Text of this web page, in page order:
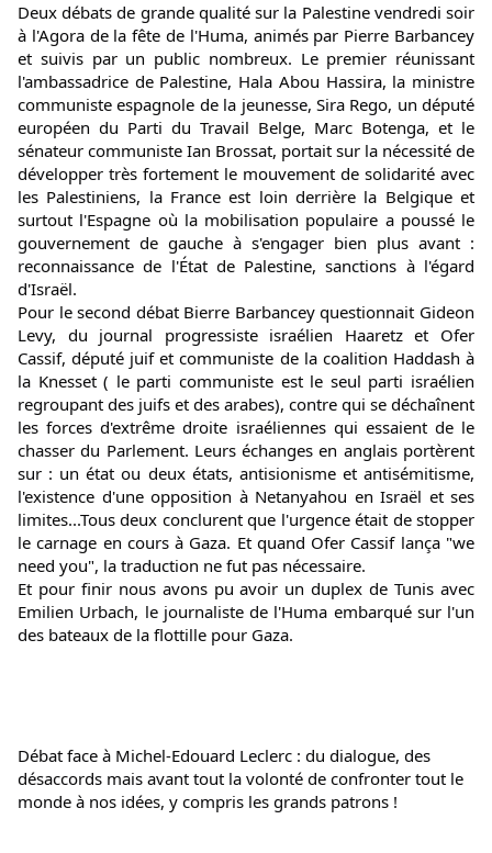
Deux débats de grande qualité sur la Palestine vendredi soir
à l'Agora de la fête de l'Huma, animés par Pierre Barbancey
et suivis par un public nombreux. Le premier réunissant
l'ambassadrice de Palestine, Hala Abou Hassira, la ministre
communiste espagnole de la jeunesse, Sira Rego, un député
européen du Parti du Travail Belge, Marc Botenga, et le
sénateur communiste Ian Brossat, portait sur la nécessité de
développer très fortement le mouvement de solidarité avec
les Palestiniens, la France est loin derrière la Belgique et
surtout l'Espagne où la mobilisation populaire a poussé le
gouvernement de gauche à s'engager bien plus avant :
reconnaissance de l'État de Palestine, sanctions à l'égard
d'Israël.
Pour le second débat Bierre Barbancey questionnait Gideon
Levy, du journal progressiste israélien Haaretz et Ofer
Cassif, député juif et communiste de la coalition Haddash à
la Knesset ( le parti communiste est le seul parti israélien
regroupant des juifs et des arabes), contre qui se déchaînent
les forces d'extrême droite israéliennes qui essaient de le
chasser du Parlement. Leurs échanges en anglais portèrent
sur : un état ou deux états, antisionisme et antisémitisme,
l'existence d'une opposition à Netanyahou en Israël et ses
limites...Tous deux conclurent que l'urgence était de stopper
le carnage en cours à Gaza. Et quand Ofer Cassif lança "we
need you", la traduction ne fut pas nécessaire.
Et pour finir nous avons pu avoir un duplex de Tunis avec
Emilien Urbach, le journaliste de l'Huma embarqué sur l'un
des bateaux de la flottille pour Gaza.
Débat face à Michel-Edouard Leclerc : du dialogue, des
désaccords mais avant tout la volonté de confronter tout le
monde à nos idées, y compris les grands patrons !